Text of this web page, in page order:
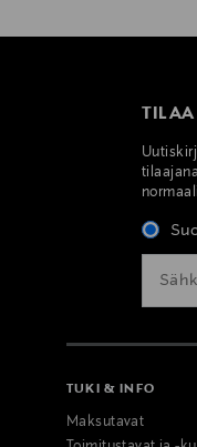
TILAA
TUKI & INFO
Maksutavat